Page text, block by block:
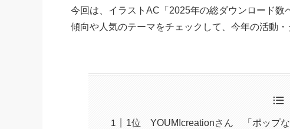
今回は、イラストAC「2025年の総ダウンロード数
傾向や人気のテーマをチェックして、今年の活動
1位 YOUMIcreationさん 「ポップな